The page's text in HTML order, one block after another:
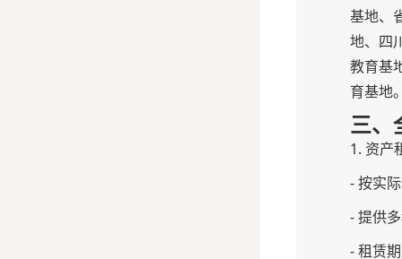
基地、
地、四
教育基
育基地
三、
1. 资产
- 按实
- 提供
- 租赁